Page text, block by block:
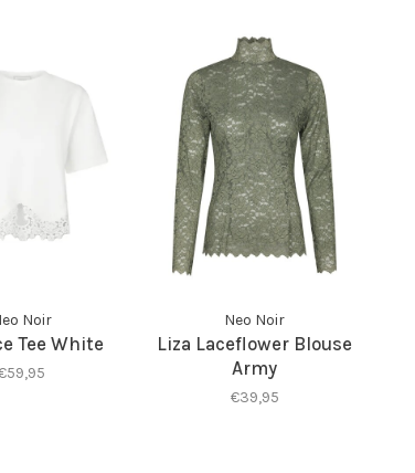
Noir
Tee White
Neo Noir
Liza Laceflower Blouse
Army
€39,95